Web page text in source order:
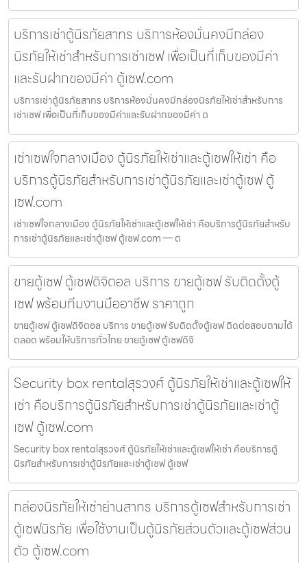
บริการเช่าตู้นิรภัยสาทร บริการห้องมั่นคงมีกล่อง
นิรภัยให้เช่าสำหรับการเช่าเซฟ เพื่อเป็นที่เก็บของมีค่า
และรับฝากของมีค่า ตู้เซฟ.com
บริการเช่าตู้นิรภัยสาทร บริการห้องมั่นคงมีกล่องนิรภัยให้เช่าสำหรับการ
เช่าเซฟ เพื่อเป็นที่เก็บของมีค่าและรับฝากของมีค่า ต
เช่าเซฟใจกลางเมือง ตู้นิรภัยให้เช่าและตู้เซฟให้เช่า คือ
บริการตู้นิรภัยสำหรับการเช่าตู้นิรภัยและเช่าตู้เซฟ ตู้
เซฟ.com
เช่าเซฟใจกลางเมือง ตู้นิรภัยให้เช่าและตู้เซฟให้เช่า คือบริการตู้นิรภัยสำหรับ
การเช่าตู้นิรภัยและเช่าตู้เซฟ ตู้เซฟ.com — ต
ขายตู้เซฟ ตู้เซฟดิจิตอล บริการ ขายตู้เซฟ รับติดตั้งตู้
เซฟ พร้อมทีมงานมืออาชีพ ราคาถูก
ขายตู้เซฟ ตู้เซฟดิจิตอล บริการ ขายตู้เซฟ รับติดตั้งตู้เซฟ ติดต่อสอบถามได้
ตลอด พร้อมให้บริการทั่วไทย ขายตู้เซฟ ตู้เซฟดิจิ
Security box rentalสุรวงศ์ ตู้นิรภัยให้เช่าและตู้เซฟให้
เช่า คือบริการตู้นิรภัยสำหรับการเช่าตู้นิรภัยและเช่าตู้
เซฟ ตู้เซฟ.com
Security box rentalสุรวงศ์ ตู้นิรภัยให้เช่าและตู้เซฟให้เช่า คือบริการตู้
นิรภัยสำหรับการเช่าตู้นิรภัยและเช่าตู้เซฟ ตู้เซฟ
กล่องนิรภัยให้เช่าย่านสาทร บริการตู้เซฟสำหรับการเช่า
ตู้เซฟนิรภัย เพื่อใช้งานเป็นตู้นิรภัยส่วนตัวและตู้เซฟส่วน
ตัว ตู้เซฟ.com